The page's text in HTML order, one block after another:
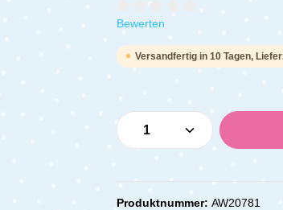
Durchschnittliche Bewertung von
Bewerten
Versandfertig in 10 Tagen,
Produkt Anzahl:
Produktnummer:AW20781